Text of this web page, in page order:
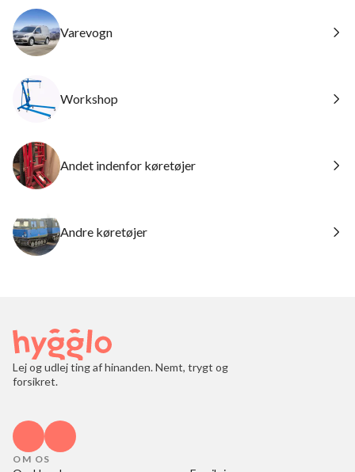
Varevogn
Workshop
Andet indenfor køretøjer
Andre køretøjer
Lej og udlej ting af hinanden. Nemt, trygt og
forsikret.
OM OS